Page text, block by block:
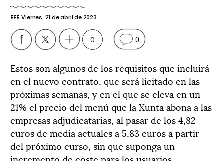
EFE Viernes, 21 de abril de 2023
0 0
Estos son algunos de los requisitos que incluirá
en el nuevo contrato, que será licitado en las
próximas semanas, y en el que se eleva en un
21% el precio del menú que la Xunta abona a las
empresas adjudicatarias, al pasar de los 4,82
euros de media actuales a 5,83 euros a partir
del próximo curso, sin que suponga un